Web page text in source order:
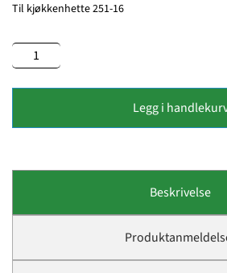
Til kjøkkenhette 251-16
Legg i
Beskrivelse